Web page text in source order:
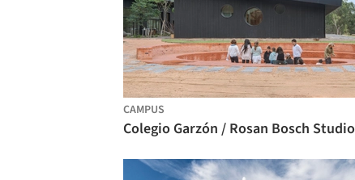
CAMPUS
Colegio Garzón / Rosan Bosch Studio